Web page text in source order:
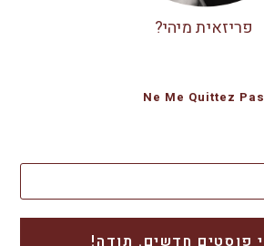
פריזאית מיהי?
Ne Me Quittez Pas